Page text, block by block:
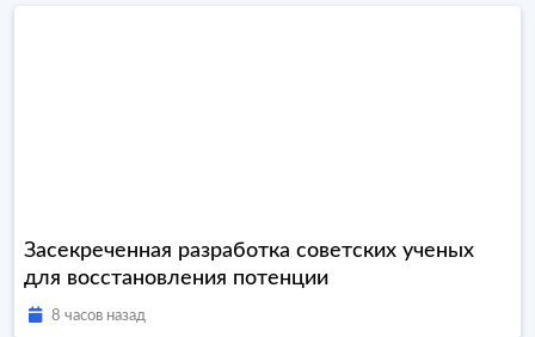
Засекреченная разработка советских ученых
для восстановления потенции
8 часов назад